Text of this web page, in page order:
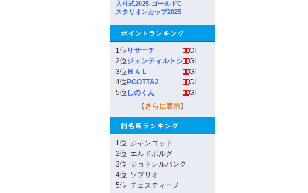
入札式2025-ゴールドC
スタリオンカップ2025
1位 リサーチ
GI
2位ジェンティルトシ
GI
3位 ＨＡＬ
GI
4位 PGOTTA2
GI
5位 しのくん
GI
【 さらに表示】
1位 ジャンゴッド
2位 エルドボルグ
3位 ジョドレルバンク
4位 ソブリオ
5位 チェスティーノ